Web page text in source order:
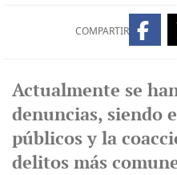
COMPARTIR
Actualmente se
denuncias, siendo
públicos y la
delitos más